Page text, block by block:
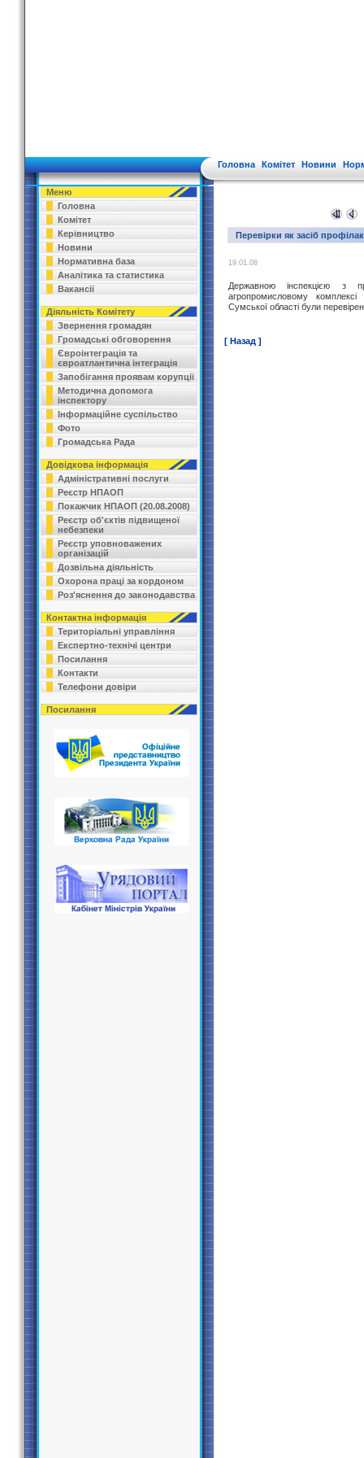
Головна Комітет Новини
Меню
Головна
Комітет
Керівництво
Новини
Нормативна база
Аналітика та статистика
Вакансії
Діяльність Комітету
Звернення громадян
Громадські обговорення
Євроінтеграція та
євроатлантична інтеграція
Запобігання проявам корупції
Методична допомога
інспектору
Інформаційне суспільство
Фото
Громадська Рада
Довідкова інформація
Адміністративні послуги
Реєстр НПАОП
Покажчик НПАОП (20.08.2008)
Реєстр об'єктів підвищеної
небезпеки
Реєстр уповноважених
організацій
Дозвільна діяльність
Охорона праці за кордоном
Роз'яснення до законодавства
Контактна інформація
Територіальні управління
Експертно-технічі центри
Посилання
Контакти
Телефони довіри
Посилання
Перевірки як засіб
19.01.08
Державною інспекцією з
агропромисловому комплексі
Сумської області були
[ Назад ]